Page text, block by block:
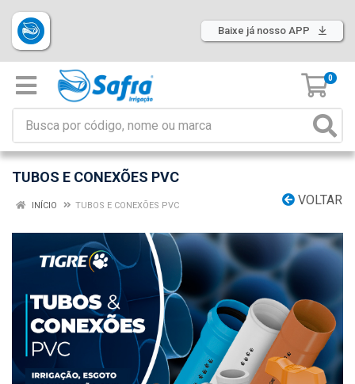
Baixe já nosso APP
0
TUBOS E CONEXÕES PVC
VOLTAR
INÍCIO TUBOS E CONEXÕES PVC